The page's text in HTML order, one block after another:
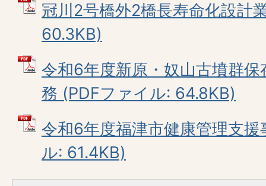
冠川2号橋外2橋長寿命化設計
60.3KB)
令和6年度新原・奴山古墳群
務 (PDFファイル: 64.8KB)
令和6年度福津市健康管理支
ル: 61.4KB)